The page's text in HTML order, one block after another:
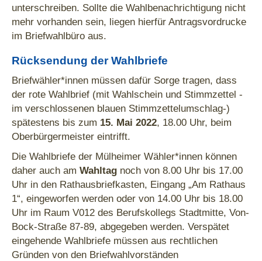
unterschreiben. Sollte die Wahlbenachrichtigung nicht
mehr vorhanden sein, liegen hierfür Antragsvordrucke
im Briefwahlbüro aus.
Rücksendung der Wahlbriefe
Briefwähler*innen müssen dafür Sorge tragen, dass
der rote Wahlbrief (mit Wahlschein und Stimmzettel -
im verschlossenen blauen Stimmzettelumschlag-)
spätestens bis zum 15. Mai 2022, 18.00 Uhr, beim
Oberbürgermeister eintrifft.
Die Wahlbriefe der Mülheimer Wähler*innen können
daher auch am Wahltag noch von 8.00 Uhr bis 17.00
Uhr in den Rathausbriefkasten, Eingang „Am Rathaus
1“, eingeworfen werden oder von 14.00 Uhr bis 18.00
Uhr im Raum V012 des Berufskollegs Stadtmitte, Von-
Bock-Straße 87-89, abgegeben werden. Verspätet
eingehende Wahlbriefe müssen aus rechtlichen
Gründen von den Briefwahlvorständen